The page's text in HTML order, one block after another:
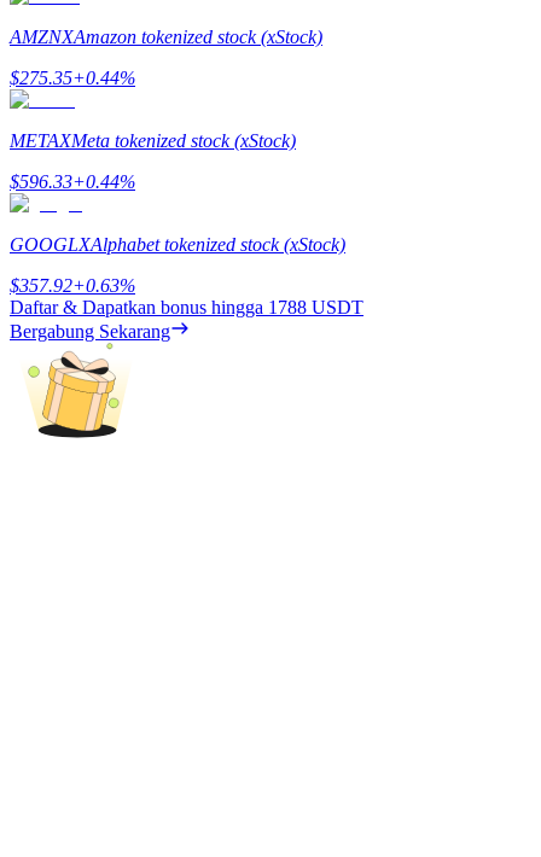
Deposit & Trade BTC to Share 25000 USDT prize pool!
Deposit CASHCAT & Win
Share 500000 CASHCAT prize pool
Exclusive for BitMart Users
Register & Trade to Win 500,000 USDT
Precious Metals Trading Carnival
Trade Gold & Silver · 33,333 USDT Bonus
AMZNXAmazon tokenized stock (xStock)
$275.35+0.44%
METAXMeta tokenized stock (xStock)
$596.33+0.44%
GOOGLXAlphabet tokenized stock (xStock)
$357.92+0.63%
Daftar & Dapatkan bonus hingga 1788 USDT
Bergabung Sekarang